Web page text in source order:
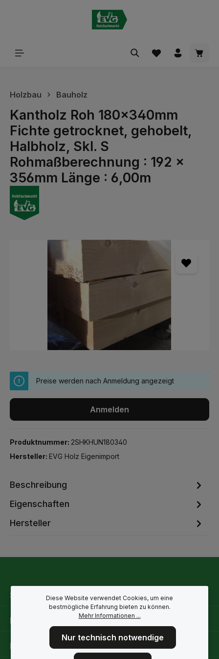
Holzbau Bauholz
Kantholz Roh 180x340mm
Fichte getrocknet, gehobelt,
Halbholz, Skl. S
Rohmaßberechnung : 192 x
356mm Länge : 6,00m
Bildergalerie überspringen
Preise werden nach Anmeldung angezeigt
Anmelden
Produktnummer: 2SHKHUN180340
Hersteller: EVG Holz Eigenimport
Beschreibung
Eigenschaften
Hersteller
Service-Hotline
Rechtliche Hinweise
Informationen
Diese Website verwendet Cookies, um eine
bestmögliche Erfahrung bieten zu können.
Mehr Informationen ...
Nur technisch notwendige